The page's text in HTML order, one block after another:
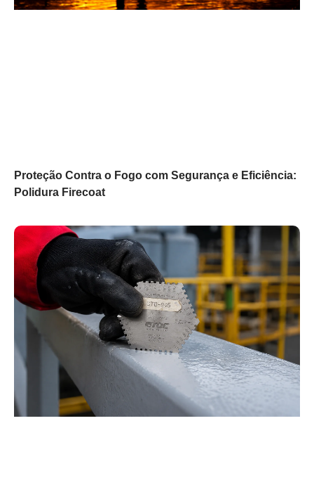
Proteção Contra o Fogo com Segurança e Eficiência:
Polidura Firecoat